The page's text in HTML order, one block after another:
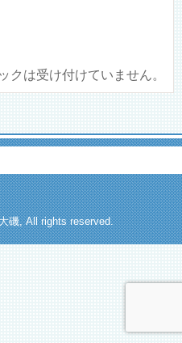
クは受け付けていません。
磯, All rights reserved.